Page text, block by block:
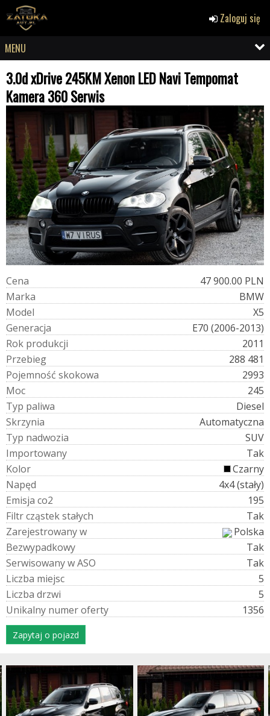
Zaloguj się
MENU
3.0d xDrive 245KM Xenon LED Navi Tempomat
Kamera 360 Serwis
Cena
47 900.00 PLN
Marka
BMW
Model
X5
Generacja
E70 (2006-2013)
Rok produkcji
2011
Przebieg
288 481
Pojemność skokowa
2993
Moc
245
Typ paliwa
Diesel
Skrzynia
Automatyczna
Typ nadwozia
SUV
Importowany
Tak
Kolor
Czarny
Napęd
4x4 (stały)
Emisja co2
195
Filtrcząstekstałych
Tak
Zarejestrowanyw
Polska
Bezwypadkowy
Tak
SerwisowanywASO
Tak
Liczba miejsc
5
Liczba drzwi
5
Unikalny numeroferty 1356
Zapytaj o pojazd